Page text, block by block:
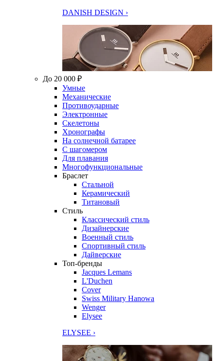
DANISH DESIGN ›
До 20 000 ₽
Умные
Механические
Противоударные
Электронные
Скелетоны
Хронографы
На солнечной батарее
С шагомером
Для плавания
Многофункциональные
Браслет
Стальной
Керамический
Титановый
Стиль
Классический стиль
Дизайнерские
Военный стиль
Спортивный стиль
Дайверские
Топ-бренды
Jacques Lemans
L'Duchen
Cover
Swiss Military Hanowa
Wenger
Elysee
ELYSEE ›